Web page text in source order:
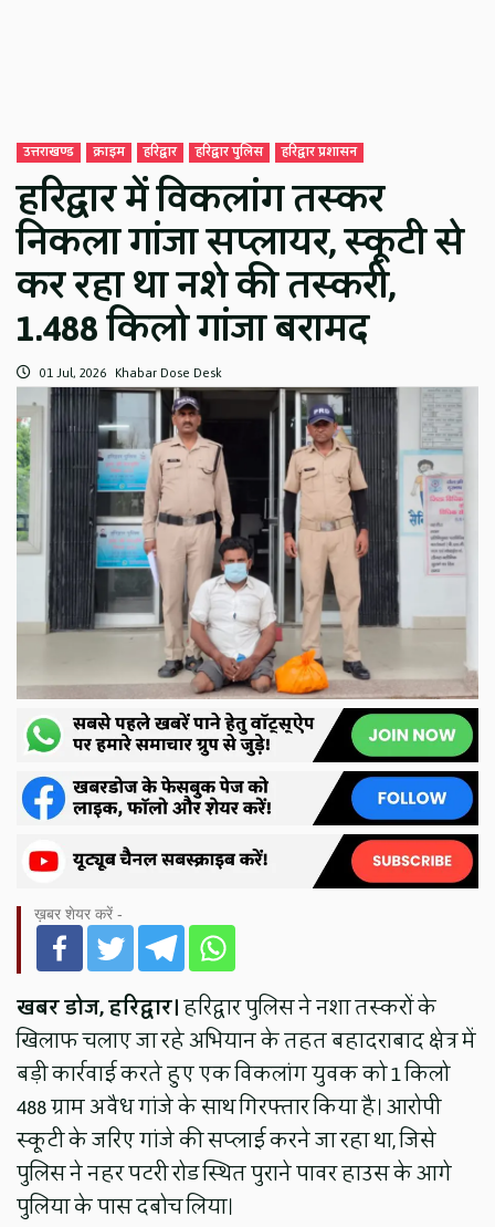
उत्तराखण्ड क्राइम हरिद्वार हरिद्वार पुलिस हरिद्वार प्रशासन
हरिद्वार में विकलांग तस्कर
निकला गांजा सप्लायर, स्कूटी से
कर रहा था नशे की तस्करी,
1.488 किलो गांजा बरामद
01 Jul, 2026 Khabar Dose Desk
ख़बर शेयर करें -
खबर डोज, हरिद्वार।हरिद्वार पुलिस ने नशा तस्करों के
खिलाफ चलाए जा रहे अभियान के तहत बहादराबाद क्षेत्र में
बड़ी कार्रवाई करते हुए एक विकलांग युवक को 1 किलो
488 ग्राम अवैध गांजे के साथ गिरफ्तार किया है। आरोपी
स्कूटी के जरिए गांजे की सप्लाई करने जा रहा था, जिसे
पुलिस ने नहर पटरी रोड स्थित पुराने पावर हाउस के आगे
पुलिया के पास दबोच लिया।